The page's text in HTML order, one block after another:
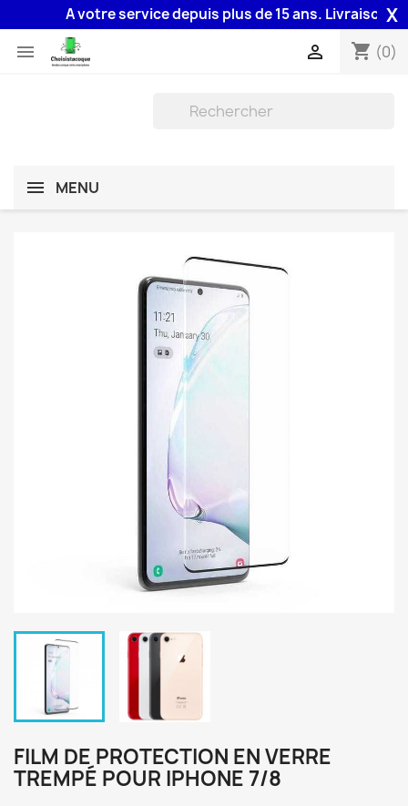
A votre service depuis plus de 15 ans. Livraison 48H
X
 shopping_cart (0)

MENU
FILM DE PROTECTION EN VERRE
TREMPÉ POUR IPHONE 7/8